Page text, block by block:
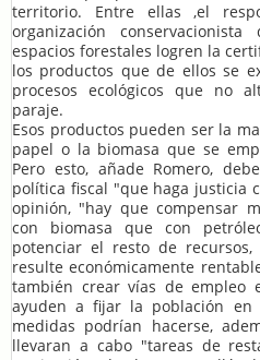
territorio. Entre ellas ,el
organización
espacios forestales logren la
los productos que de ellos se
procesos ecológicos que no
paraje.
Esos productos pueden ser la
papel o la biomasa que se
Pero esto, añade Romero,
política fiscal "que haga justicia
opinión, "hay que compensar
con biomasa que con
potenciar el resto de
resulte económicamente
también crear vías de empleo
ayuden a fijar la población en
medidas podrían hacerse,
llevaran a cabo "tareas de